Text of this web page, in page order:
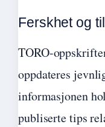
Ferskhet og
TORO-
oppdateres
informasjonen
publiserte tips